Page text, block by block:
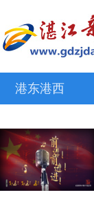
港东港西